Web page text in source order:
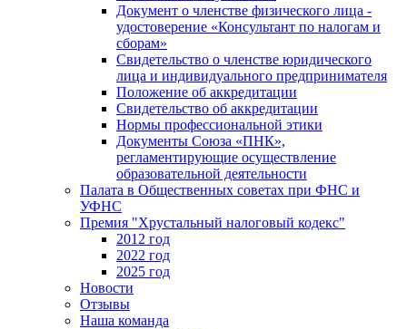
Документ о членстве физического лица -
удостоверение «Консультант по налогам и
сборам»
Свидетельство о членстве юридического
лица и индивидуального предпринимателя
Положение об аккредитации
Свидетельство об аккредитации
Нормы профессиональной этики
Документы Союза «ПНК»,
регламентирующие осуществление
образовательной деятельности
Палата в Общественных советах при ФНС и
УФНС
Премия "Хрустальный налоговый кодекс"
2012 год
2022 год
2025 год
Новости
Отзывы
Наша команда